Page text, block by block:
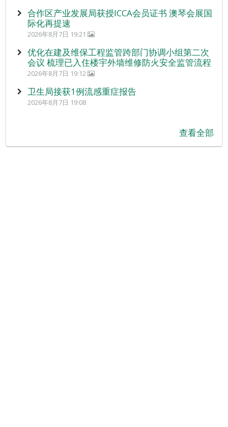
合作区产业发展局获授ICCA会员证书 澳琴会展国
际化再提速
2026年8月7日 19:21
优化在建及维保工程监管跨部门协调小组第二次
会议 梳理已入住楼宇外墙维修防火安全监管流程
2026年8月7日 19:12
卫生局接获1例流感重症报告
2026年8月7日 19:08
查看全部